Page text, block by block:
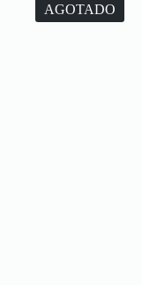
AGOTADO